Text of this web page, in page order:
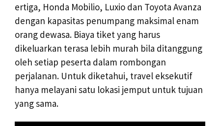
ertiga, Honda Mobilio, Luxio dan Toyota Avanza
dengan kapasitas penumpang maksimal enam
orang dewasa. Biaya tiket yang harus
dikeluarkan terasa lebih murah bila ditanggung
oleh setiap peserta dalam rombongan
perjalanan. Untuk diketahui, travel eksekutif
hanya melayani satu lokasi jemput untuk tujuan
yang sama.